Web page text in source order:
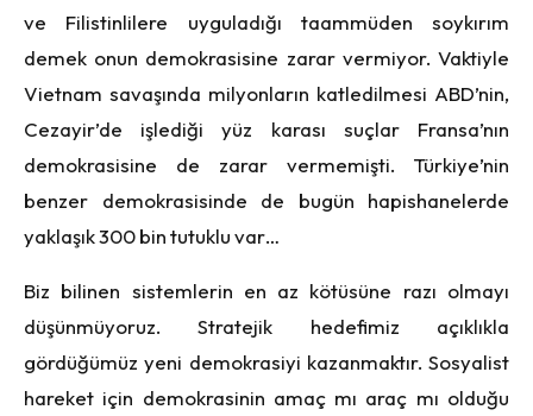
ve Filistinlilere uyguladığı taammüden soykırım
demek onun demokrasisine zarar vermiyor. Vaktiyle
Vietnam savaşında milyonların katledilmesi ABD’nin,
Cezayir’de işlediği yüz karası suçlar Fransa’nın
demokrasisine de zarar vermemişti. Türkiye’nin
benzer demokrasisinde de bugün hapishanelerde
yaklaşık 300 bin tutuklu var…
Biz bilinen sistemlerin en az kötüsüne razı olmayı
düşünmüyoruz. Stratejik hedefimiz açıklıkla
gördüğümüz yeni demokrasiyi kazanmaktır. Sosyalist
hareket için demokrasinin amaç mı araç mı olduğu